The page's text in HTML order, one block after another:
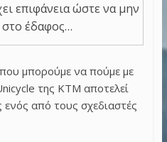
επιφάνεια ώστε να μην
στο έδαφος…
μπορούμε να πούμε με
της KTM αποτελεί
από τους σχεδιαστές